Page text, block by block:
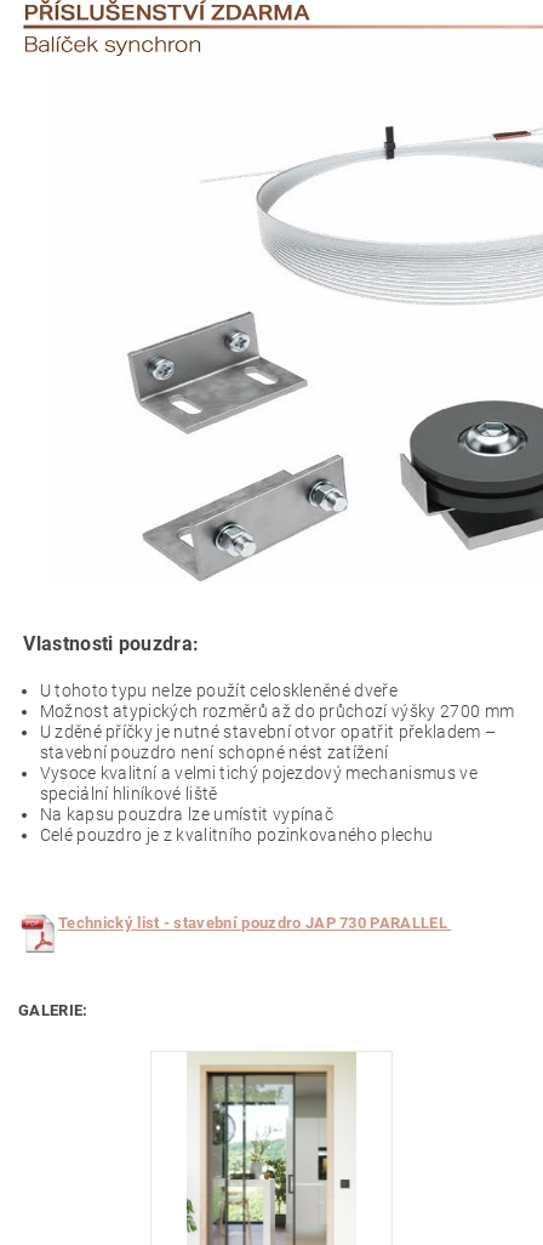
Vlastnosti pouzdra:
U tohoto typu nelze použít celoskleněné dveře
Možnost atypických rozměrů až do průchozí výšky 2700 mm
U zděné příčky je nutné stavební otvor opatřit překladem –
stavební pouzdro není schopné nést zatížení
Vysoce kvalitní a velmi tichý pojezdový mechanismus ve
speciální hliníkové liště
Na kapsu pouzdra lze umístit vypínač
Celé pouzdro je z kvalitního pozinkovaného plechu
Technický list - stavební pouzdro JAP 730 PARALLEL
GALERIE: